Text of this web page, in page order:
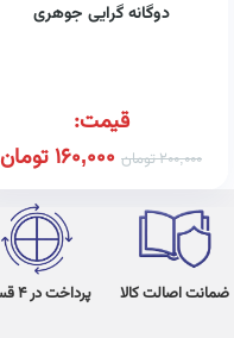
دوگانه گرایی جوهری
قیمت:
200,000تومان 160,000تومان
ضمانت اصالت کالا پرداخت در 4 قسط